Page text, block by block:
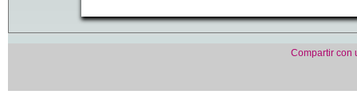
Compartir con